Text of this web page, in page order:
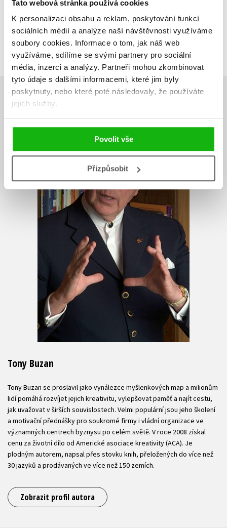
Tato webová stránka používá cookies
K personalizaci obsahu a reklam, poskytování funkcí
sociálních médií a analýze naší návštěvnosti využíváme
soubory cookies. Informace o tom, jak náš web
využíváme, sdílíme se svými partnery pro sociální
média, inzerci a analýzy. Partneři mohou zkombinovat
tyto údaje s dalšími informacemi, které jim byly
poskytnuty, nebo které poté následovaly, že používáte
jejich služby.
Povolit vše
Přizpůsobit
Vaše hodnocení
Uživatelskou recenzi mohou vkládat pouze registrovaní uživatelé
Přihlásit
AUTOR KNIHY
Tony Buzan
Tony Buzan se proslavil jako vynálezce myšlenkových map a milionům
lidí pomáhá rozvíjet jejich kreativitu, vylepšovat paměť a najít cestu,
jak uvažovat v širších souvislostech. Velmi populární jsou jeho školení
a motivační přednášky pro soukromé firmy i vládní organizace ve
významných centrech byznysu po celém světě. V roce 2008 získal
cenu za životní dílo od Americké asociace kreativity (ACA). Je
plodným autorem, napsal přes stovku knih, přeložených do více než
30 jazyků a prodávaných ve více než 150 zemích.
Zobrazit profil autora